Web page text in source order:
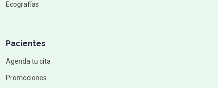
Ecografías
Pacientes
Agenda tu cita
Promociones